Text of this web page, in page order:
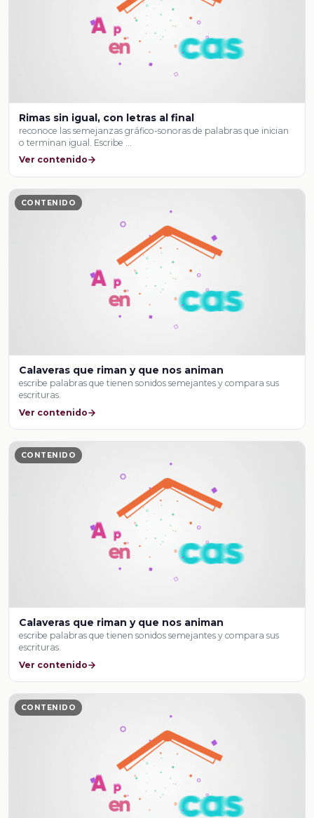
Rimas sin igual, con letras al final
reconoce las semejanzas gráfico-sonoras de palabras que inician
o terminan igual. Escribe …
Ver contenido
CONTENIDO
Calaveras que riman y que nos animan
escribe palabras que tienen sonidos semejantes y compara sus
escrituras.
Ver contenido
CONTENIDO
Calaveras que riman y que nos animan
escribe palabras que tienen sonidos semejantes y compara sus
escrituras.
Ver contenido
CONTENIDO